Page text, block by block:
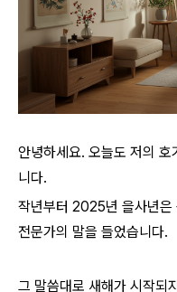
안녕하세요. 오늘도 저의
니다.
작년부터 2025년 을사년은
전문가의 말을 들었습니다.
그 말씀대로 새해가 시작되